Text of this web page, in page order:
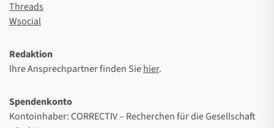
Threads
Wsocial
Redaktion
Ihre Ansprechpartner finden Siehier.
Spendenkonto
Kontoinhaber: CORRECTIV – Recherchen für die Gesellschaft